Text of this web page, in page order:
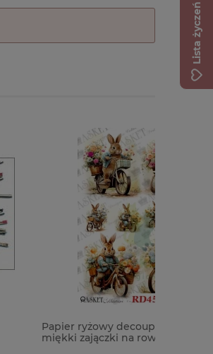
decoupage Asket A4
na rowerze
Lista życzeń